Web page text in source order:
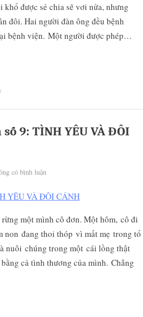
số
10:
HẠNH
được sẻ chia sẽ vơi nửa, nhưng
đôi. Hai người đàn ông đều bệnh
bệnh viện. Một người được phép…
9: TÌNH YÊU VÀ ĐÔI
có bình luận
Chuyện
Tuần
số
9:
TÌNH
một mình cô đơn. Một hôm, cô đi
non đang thoi thóp vì mất mẹ trong tổ
nuôi chúng trong một cái lồng thật
cả tình thương của mình. Chẳng